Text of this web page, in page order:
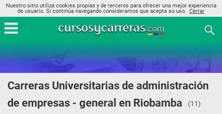
Nuestro sitio utiliza cookies propias y de terceros para ofrecer una mejor experiencia
de usuario. Si continúa navegando consideramos que acepta su uso.. Cerrar
Carreras Universitarias de administración
de empresas - general en Riobamba
(11)